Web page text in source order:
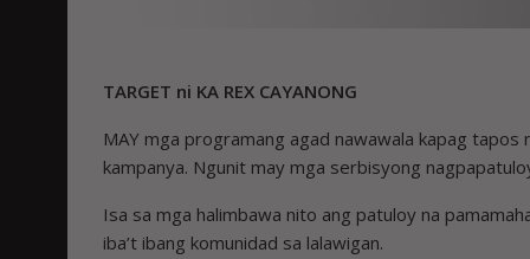
TARGET ni KA REX CAYANONG
MAY mga programang agad nawawala kapag tapos
kampanya. Ngunit may mga serbisyong
Isa sa mga halimbawa nito ang patuloy na
iba’t ibang komunidad sa lalawigan.